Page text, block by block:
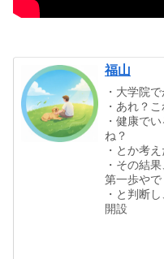
福山
・大学院
・あれ？
・健康で
ね？
・とか考え
・その結
第一歩やで
・と判断
開設